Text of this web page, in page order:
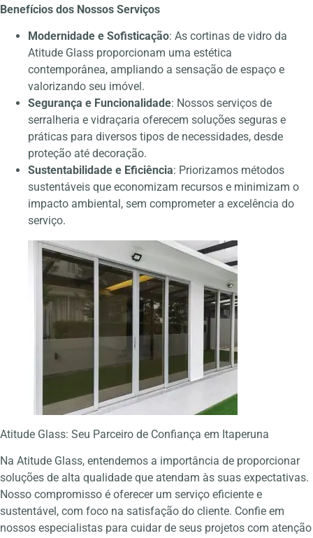
Benefícios dos Nossos Serviços
Modernidade e Sofisticação: As cortinas de vidro da
Atitude Glass proporcionam uma estética
contemporânea, ampliando a sensação de espaço e
valorizando seu imóvel.
Segurança e Funcionalidade: Nossos serviços de
serralheria e vidraçaria oferecem soluções seguras e
práticas para diversos tipos de necessidades, desde
proteção até decoração.
Sustentabilidade e Eficiência: Priorizamos métodos
sustentáveis que economizam recursos e minimizam o
impacto ambiental, sem comprometer a excelência do
serviço.
Atitude Glass: Seu Parceiro de Confiança em Itaperuna
Na Atitude Glass, entendemos a importância de proporcionar
soluções de alta qualidade que atendam às suas expectativas.
Nosso compromisso é oferecer um serviço eficiente e
sustentável, com foco na satisfação do cliente. Confie em
nossos especialistas para cuidar de seus projetos com atenção